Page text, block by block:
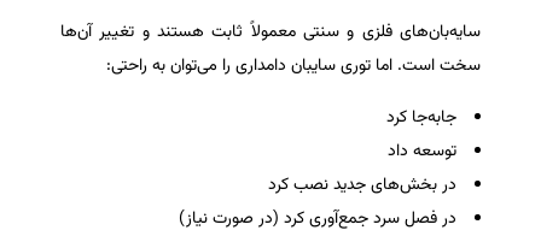
سایه‌بان‌های فلزی و سنتی معمولاً ثابت هستند و تغییر آن‌ها
سخت است. اما توری سایبان دامداری را می‌توان به راحتی:
جابه‌جا کرد
توسعه داد
در بخش‌های جدید نصب کرد
در فصل سرد جمع‌آوری کرد (در صورت نیاز)